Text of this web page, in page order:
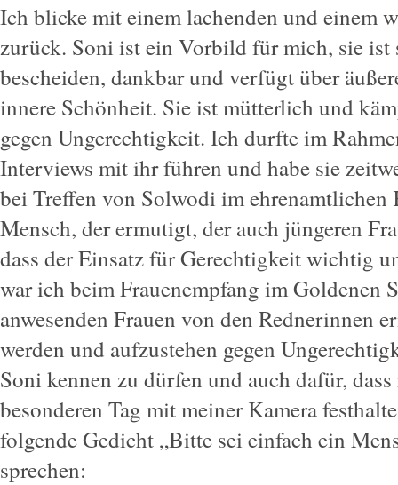
Ich blicke mit einem lachenden und einem
zurück. Soni ist ein Vorbild für mich, sie ist
bescheiden, dankbar und verfügt über
innere Schönheit. Sie ist mütterlich und
gegen Ungerechtigkeit. Ich durfte im
Interviews mit ihr führen und habe sie
bei Treffen von Solwodi im ehrenamtlichen
Mensch, der ermutigt, der auch jüngeren
dass der Einsatz für Gerechtigkeit wichtig
war ich beim Frauenempfang im Goldenen
anwesenden Frauen von den Rednerinnen
werden und aufzustehen gegen
Soni kennen zu dürfen und auch dafür,
besonderen Tag mit meiner Kamera
folgende Gedicht „Bitte sei einfach ein
sprechen: